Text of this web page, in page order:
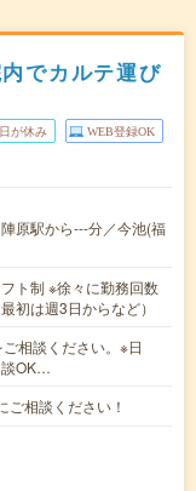
でカルテ運び
が休み WEB登録OK
原駅から---分／今池(福
ト制 ※徐々に勤務回数
初は週3日からなど）
相談ください。※日
談OK…
相談ください！